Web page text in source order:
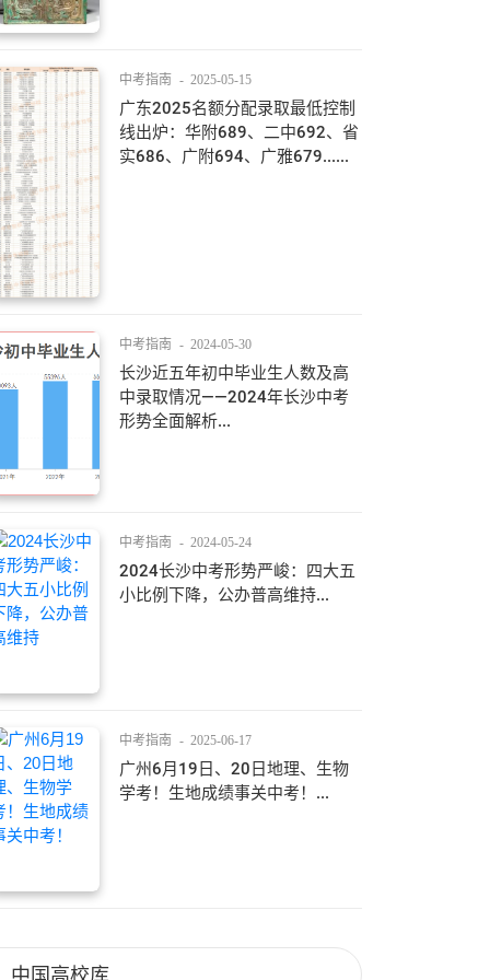
中考指南 - 2025-05-15
广东2025名额分配录取最低控制
线出炉：华附689、二中692、省
实686、广附694、广雅679......
中考指南 - 2024-05-30
长沙近五年初中毕业生人数及高
中录取情况——2024年长沙中考
形势全面解析...
中考指南 - 2024-05-24
2024长沙中考形势严峻：四大五
小比例下降，公办普高维持...
中考指南 - 2025-06-17
广州6月19日、20日地理、生物
学考！生地成绩事关中考！...
中国高校库